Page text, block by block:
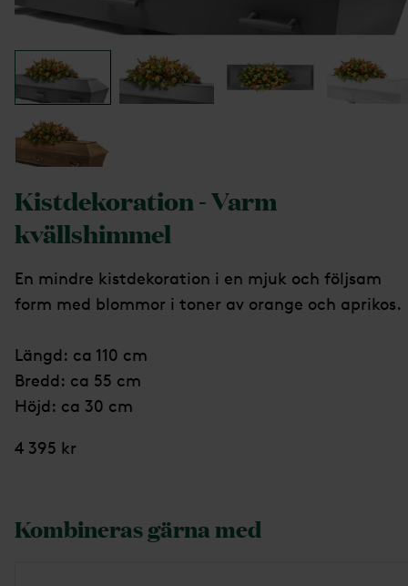
Kistdekoration - Varm
kvällshimmel
En mindre kistdekoration i en mjuk och följsam
form med blommor i toner av orange och aprikos.
Längd: ca 110 cm
Bredd: ca 55 cm
Höjd: ca 30 cm
4 395 kr
Kombineras gärna med